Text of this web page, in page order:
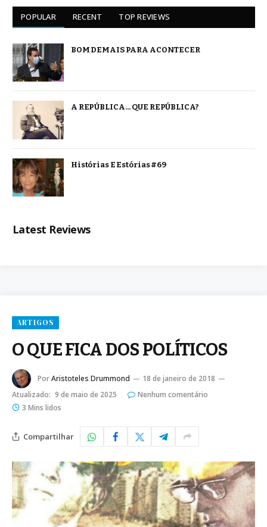
POPULAR RECENT TOP REVIEWS
BOM DEMAIS PARA ACONTECER
A REPÚBLICA… QUE REPÚBLICA?
Histórias E Estórias #69
Latest Reviews
ARTIGOS
O QUE FICA DOS POLÍTICOS
PorAristoteles Drummond
18 de janeiro de 2018
Atualizado: 9 de maio de 2025
Nenhum comentário
3 Mins lidos
Compartilhar